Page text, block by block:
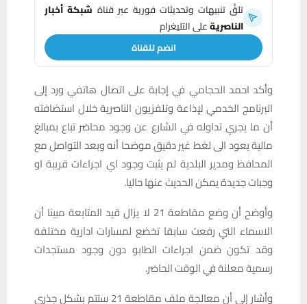
تلقَّ تنبيهات وتحديثات فورية عبر قناة شبكة أخبار
الناصريةعلى التليغرام
انضم للقناة
وأكد احمد الحجامي في إجابة على اتصال هاتفي ورد إلى
البرنامج الخدمي لإذاعة وتلفزيون الناصرية خلال استضافته
أن ما يجري تداوله في الشارع عن وجود محاضر تباع بمبالغ
مالية يعود الى لغط غير دقيق موضحا أنه وبعد التواصل مع
المحافظ ومدير البلدية لم يثبت وجود اي اجراءات قريبة او
وجبات جديدة يمكن الحديث عنها حاليا.
وأوضح أن وضع مقاطعة 21 لا يزال قيد المتابعة مبينا أن
الاسماء التي رفعت سابقا تخضع لمسارات ادارية مختلفة
وقد تكون ضمن اجراءات الطابو دون وجود مستجدات
رسمية معلنة في الوقت الحاضر.
وأشار إلى أن معالجة ملف مقاطعة 21 ستتم بشكل جذري